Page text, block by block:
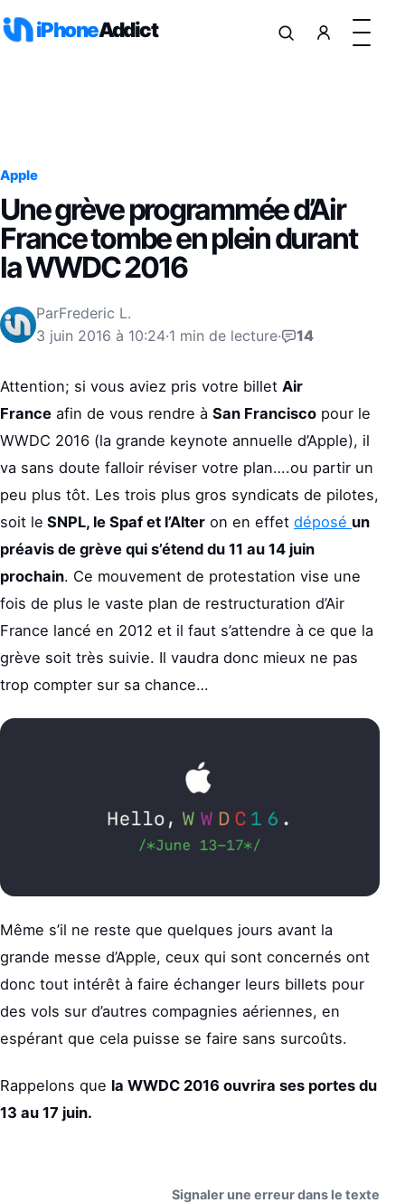
iPhoneAddict
Apple
Une grève programmée d’Air
France tombe en plein durant
la WWDC 2016
ParFrederic L.
3 juin 2016 à 10:24·1 min de lecture· 14
Attention; si vous aviez pris votre billet Air
France afin de vous rendre à San Francisco pour le
WWDC 2016 (la grande keynote annuelle d’Apple), il
va sans doute falloir réviser votre plan….ou partir un
peu plus tôt. Les trois plus gros syndicats de pilotes,
soit le SNPL, le Spaf et l’Alter on en effet déposé un
préavis de grève qui s’étend du 11 au 14 juin
prochain. Ce mouvement de protestation vise une
fois de plus le vaste plan de restructuration d’Air
France lancé en 2012 et il faut s’attendre à ce que la
grève soit très suivie. Il vaudra donc mieux ne pas
trop compter sur sa chance…
Même s’il ne reste que quelques jours avant la
grande messe d’Apple, ceux qui sont concernés ont
donc tout intérêt à faire échanger leurs billets pour
des vols sur d’autres compagnies aériennes, en
espérant que cela puisse se faire sans surcoûts.
Rappelons que la WWDC 2016 ouvrira ses portes du
13 au 17 juin.
Signaler une erreur dans le texte